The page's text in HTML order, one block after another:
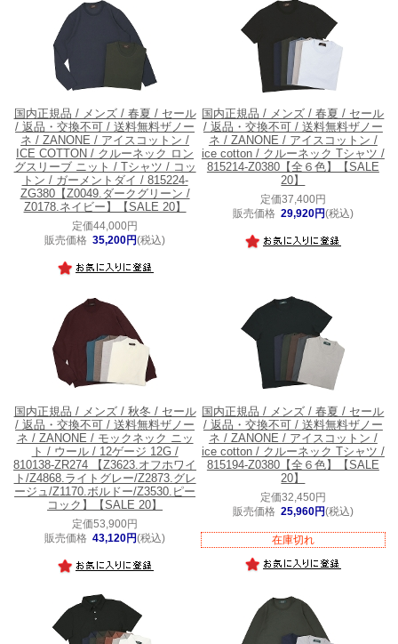
国内正規品 / メンズ / 春夏 / セール
/ 返品・交換不可 / 送料無料ザノー
ネ / ZANONE / アイスコットン /
ICE COTTON / クルーネック ロン
グスリーブ ニット / Tシャツ / コッ
トン / ガーメントダイ / 815224-
ZG380【Z0049.ダークグリーン /
Z0178.ネイビー】【SALE 20】
定価44,000円
販売価格 35,200円(税込)
国内正規品 / メンズ / 春夏 / セール
/ 返品・交換不可 / 送料無料ザノー
ネ / ZANONE / アイスコットン /
ice cotton / クルーネック Tシャツ /
815214-Z0380【全６色】【SALE
20】
定価37,400円
販売価格 29,920円(税込)
国内正規品 / メンズ / 秋冬 / セール
/ 返品・交換不可 / 送料無料ザノー
ネ / ZANONE / モックネック ニッ
ト / ウール / 12ゲージ 12G /
810138-ZR274 【Z3623.オフホワイ
ト/Z4868.ライトグレー/Z2873.グレ
ージュ/Z1170.ボルドー/Z3530.ピー
コック】【SALE 20】
定価53,900円
販売価格 43,120円(税込)
国内正規品 / メンズ / 春夏 / セール
/ 返品・交換不可 / 送料無料ザノー
ネ / ZANONE / アイスコットン /
ice cotton / クルーネック Tシャツ /
815194-Z0380【全６色】【SALE
20】
定価32,450円
販売価格 25,960円(税込)
在庫切れ